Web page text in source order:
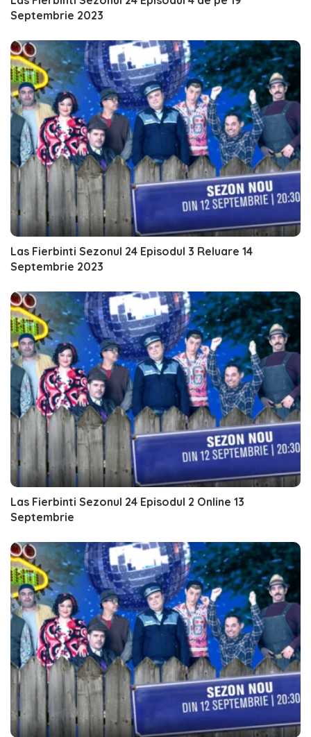
Septembrie 2023
Las Fierbinti Sezonul 24 Episodul 3 Reluare 14
Septembrie 2023
Las Fierbinti Sezonul 24 Episodul 2 Online 13
Septembrie